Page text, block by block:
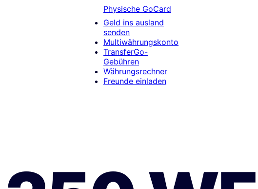
Physische GoCard
Geld ins ausland
senden
Multiwährungskonto
TransferGo-
Gebühren
Währungsrechner
Freunde einladen